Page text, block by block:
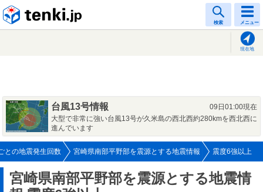
検索 メニュー
現在地
台風13号情報
09日01:00現在
大型で非常に強い台風13号が久米島の西北西約280kmを西北西に
進んでいます
との地震発生回数 宮崎県南部平野部を震源とする地震情報 震度6強以上
宮崎県南部平野部を震源とする地震情